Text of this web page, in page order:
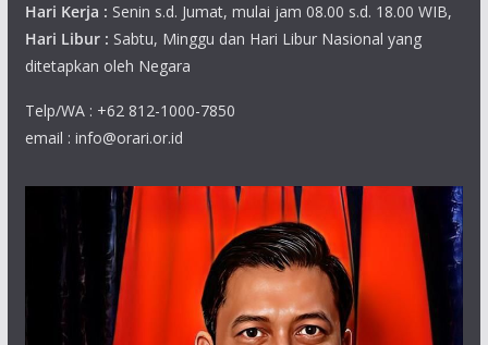
Hari Kerja : Senin s.d. Jumat, mulai jam 08.00 s.d. 18.00 WIB,
Hari Libur : Sabtu, Minggu dan Hari Libur Nasional yang
ditetapkan oleh Negara
Telp/WA : +62 812-1000-7850
email : info@orari.or.id